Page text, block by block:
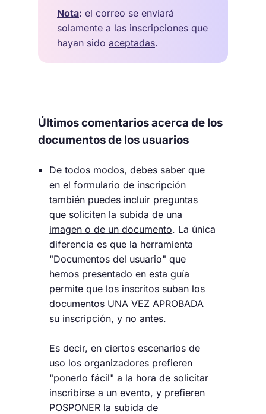
Nota: el correo se enviará
solamente a las inscripciones que
hayan sido aceptadas.
Últimos comentarios acerca de los
documentos de los usuarios
De todos modos, debes saber que
en el formulario de inscripción
también puedes incluir preguntas
que soliciten la subida de una
imagen o de un documento. La única
diferencia es que la herramienta
"Documentos del usuario" que
hemos presentado en esta guía
permite que los inscritos suban los
documentos UNA VEZ APROBADA
su inscripción, y no antes.
Es decir, en ciertos escenarios de
uso los organizadores prefieren
"ponerlo fácil" a la hora de solicitar
inscribirse a un evento, y prefieren
POSPONER la subida de